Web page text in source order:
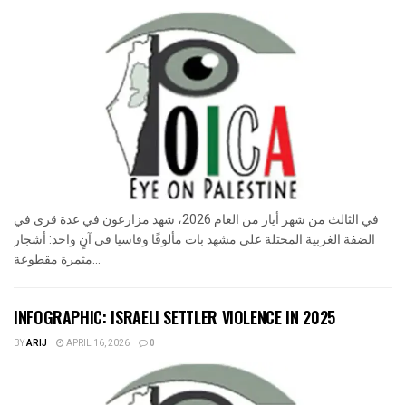
في الثالث من شهر أيار من العام 2026، شهد مزارعون في عدة قرى في
الضفة الغربية المحتلة على مشهد بات مألوفًا وقاسيا في آنٍ واحد: أشجار
مثمرة مقطوعة...
INFOGRAPHIC: ISRAELI SETTLER VIOLENCE IN 2025
BYARIJ APRIL 16, 2026 0